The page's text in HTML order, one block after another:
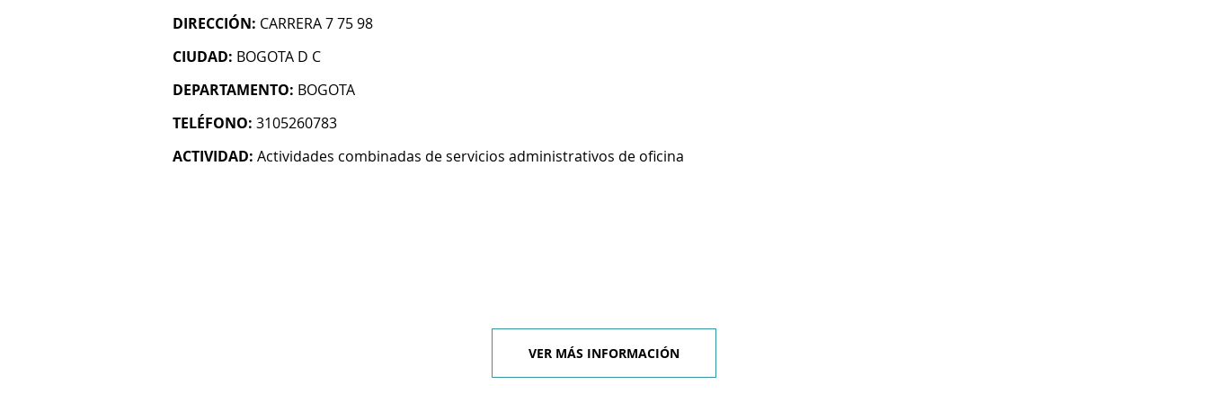
DIRECCIÓN: CARRERA 7 75 98
CIUDAD: BOGOTA D C
DEPARTAMENTO: BOGOTA
TELÉFONO: 3105260783
ACTIVIDAD: Actividades combinadas de servicios administrativos de oficina
VER MÁS INFORMACIÓN